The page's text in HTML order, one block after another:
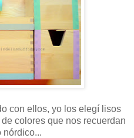
con ellos, yo los elegí lisos
colores que nos recuerdan
nórdico...